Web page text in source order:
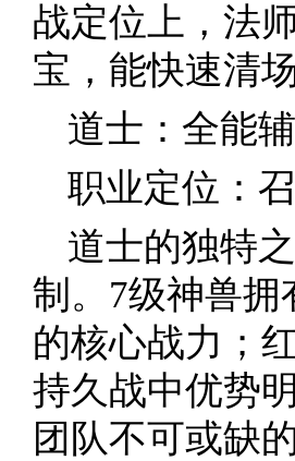
战定位上，法
宝，能快速清
道士：全能
职业定位：
道士的独特
制。7级神兽拥
的核心战力；
持久战中优势
团队不可或缺